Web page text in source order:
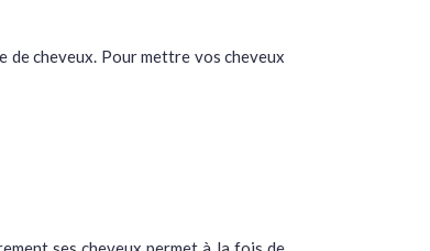
cheveux. Pour mettre vos cheveux